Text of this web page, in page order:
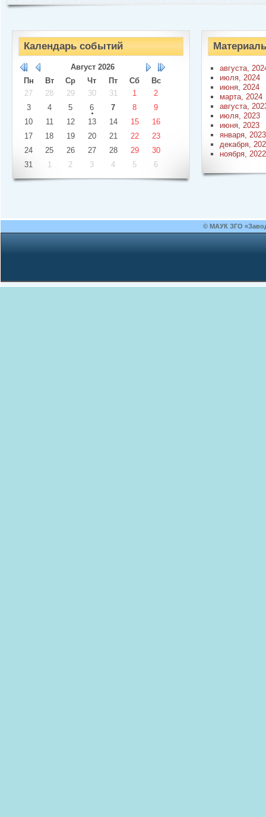
Календарь событий
Август 2026
Пн
Вт Ср Чт Пт Сб
Вс
27
28 29 30 31 1
2
3
4 5 6 7 8
9
10
11 12 13 14 15
16
17
18 19 20 21 22
23
24
25 26 27 28 29
30
31
1 2 3 4 5 6
августа,
июля, 2024
июня, 2024
марта, 2024
августа,
июля, 2023
июня, 2023
января, 2023
декабря,
ноября, 2022
© МАУК ЗГО